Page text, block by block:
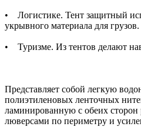
• Логистике. Тент защитный
укрывного материала для грузов.
• Туризме. Из тентов делают
Представляет собой легкую
полиэтиленовых ленточных
ламинированную с обеих сторон
люверсами по периметру и